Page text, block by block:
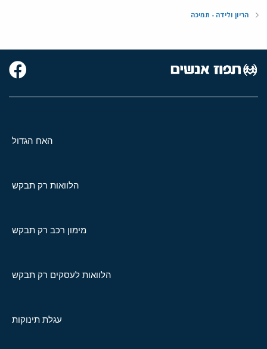
הריון ולידה - תמיכה
האח הגדול
הלוואות רק תבקש
מימון רכב רק תבקש
הלוואות לעסקים רק תבקש
עגלת תינוקות